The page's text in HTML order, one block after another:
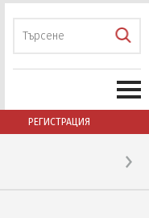
РЕГИСТРАЦИЯ